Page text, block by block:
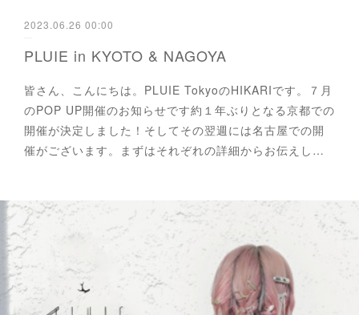
2023.06.26 00:00
PLUIE in KYOTO & NAGOYA
皆さん、こんにちは。PLUIE TokyoのHIKARIです。７月
のPOP UP開催のお知らせです約１年ぶりとなる京都での
開催が決定しました！そしてその翌週には名古屋での開
催がございます。まずはそれぞれの詳細からお伝えし…